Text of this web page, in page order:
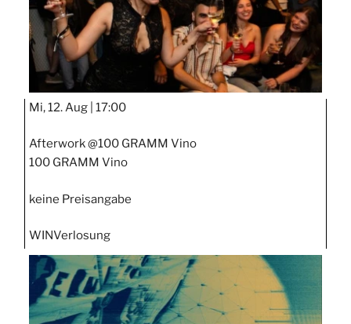
Mi, 12. Aug | 17:00
Afterwork @100 GRAMM Vino
100 GRAMM Vino
keine Preisangabe
WINVerlosung